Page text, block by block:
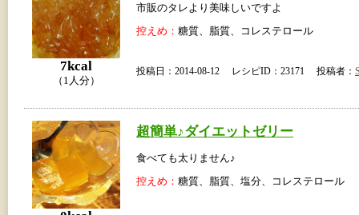
7kcal
（1人分）
市販のタレより美味しいですよ
控えめ： 糖質、脂質、コレステロール
投稿日：2014-08-12 レシピID：23171 投稿者：
超簡単♪ダイエットゼリー
食べても太りません♪
控えめ： 糖質、脂質、塩分、コレステロール